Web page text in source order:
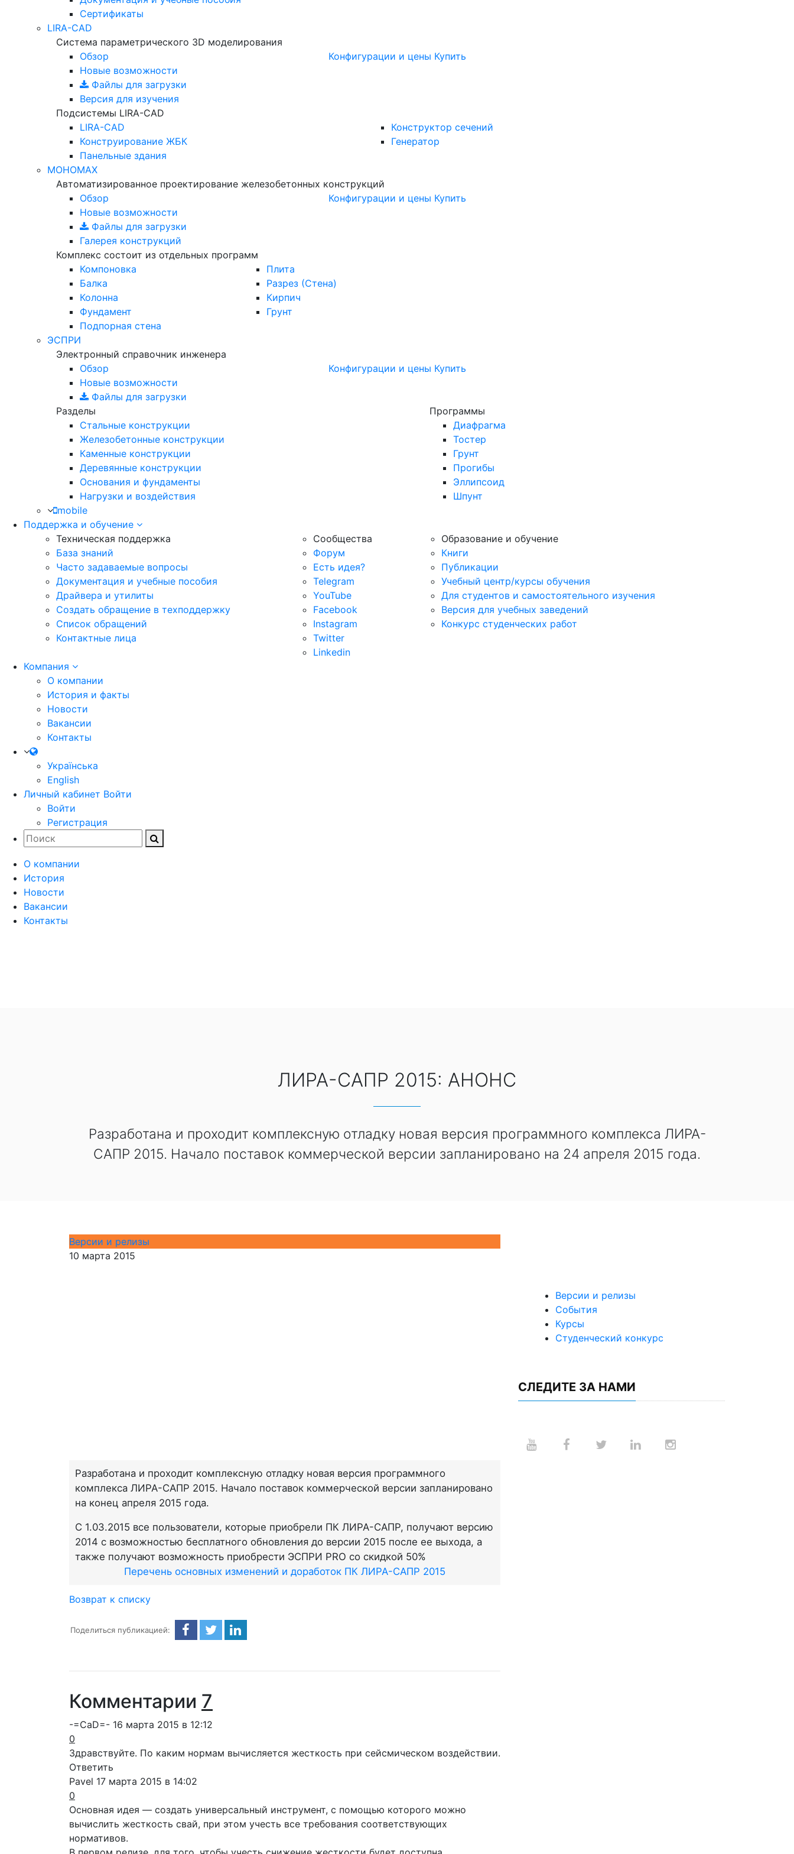
Сертификаты
LIRA-CAD
Система параметрического 3D моделирования
Обзор
Новые возможности
Файлы для загрузки
Версия для изучения
Конфигурации и цены Купить
Подсистемы LIRA-CAD
LIRA-CAD
Конструирование ЖБК
Панельные здания
Конструктор сечений
Генератор
МОНОМАХ
Автоматизированное проектирование железобетонных конструкций
Обзор
Новые возможности
Файлы для загрузки
Галерея конструкций
Конфигурации и цены Купить
Комплекс состоит из отдельных программ
Компоновка
Балка
Колонна
Фундамент
Подпорная стена
Плита
Разрез (Стена)
Кирпич
Грунт
ЭСПРИ
Электронный справочник инженера
Обзор
Новые возможности
Файлы для загрузки
Конфигурации и цены Купить
Разделы
Программы
Стальные конструкции
Железобетонные конструкции
Каменные конструкции
Деревянные конструкции
Основания и фундаменты
Нагрузки и воздействия
Диафрагма
Тостер
Грунт
Прогибы
Эллипсоид
Шпунт
mobile
Поддержка и обучение
Техническая поддержка
База знаний
Часто задаваемые вопросы
Документация и учебные пособия
Драйвера и утилиты
Создать обращение в техподдержку
Список обращений
Контактные лица
Сообщества
Форум
Есть идея?
Telegram
YouTube
Facebook
Instagram
Twitter
Linkedin
Образование и обучение
Книги
Публикации
Учебный центр/курсы обучения
Для студентов и самостоятельного изучения
Версия для учебных заведений
Конкурс студенческих работ
Компания
О компании
История и факты
Новости
Вакансии
Контакты
Українська
English
Личный кабинет Войти
Войти
Регистрация
О компании
История
Новости
Вакансии
Контакты
ЛИРА-САПР 2015: АНОНС
Разработана и проходит комплексную отладку новая версия программного комплекса ЛИРА-
САПР 2015. Начало поставок коммерческой версии запланировано на 24 апреля 2015 года.
Версии и релизы
10 марта 2015
Разработана и проходит комплексную отладку новая версия программного
комплекса ЛИРА-САПР 2015. Начало поставок коммерческой версии запланировано
на конец апреля 2015 года.
С 1.03.2015 все пользователи, которые приобрели ПК ЛИРА-САПР, получают версию
2014 с возможностью бесплатного обновления до версии 2015 после ее выхода, а
также получают возможность приобрести ЭСПРИ PRO со скидкой 50%
Перечень основных изменений и доработок ПК ЛИРА-САПР 2015
Возврат к списку
Поделиться публикацией:
Комментарии 7
-=CaD=- 16 марта 2015 в 12:12
0
Здравствуйте. По каким нормам вычисляется жесткость при сейсмическом воздействии.
Ответить
Pavel 17 марта 2015 в 14:02
0
Основная идея — создать универсальный инструмент, с помощью которого можно
вычислить жесткость свай, при этом учесть все требования соответствующих
нормативов.
Версии и релизы
События
Курсы
Студенческий конкурс
СЛЕДИТЕ ЗА НАМИ